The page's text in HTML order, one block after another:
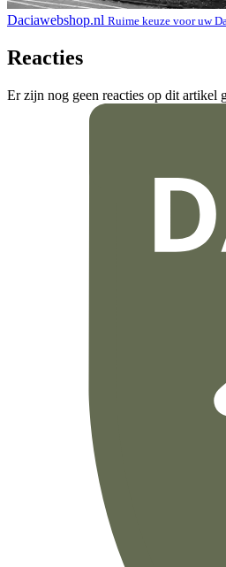
Daciawebshop.nl Ruime keuze voor uw
Reacties
Er zijn nog geen reacties op dit artikel